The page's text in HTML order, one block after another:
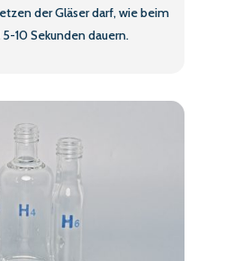
der Gläser darf, wie beim
10 Sekunden dauern.